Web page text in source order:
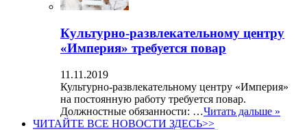
Культурно-развлекательному центру
«Империя» требуется повар
11.11.2019
Культурно-развлекательному центру «Империя»
на постоянную работу требуется повар.
Должностные обязанности: …Читать дальше »
ЧИТАЙТЕ ВСЕ НОВОСТИ ЗДЕСЬ>>